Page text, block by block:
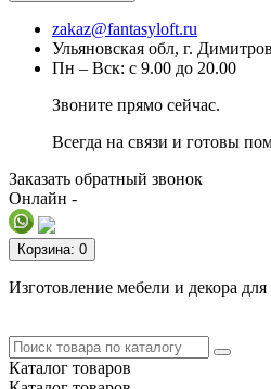
zakaz@fantasyloft.ru
Ульяновская обл, г.
Пн – Вск: с 9.00 до 20.00
Звоните прямо сейчас.
Всегда на связи и готовы
Заказать обратный звонок
Онлайн -
Корзина: 0
Изготовление мебели и декора
Каталог товаров